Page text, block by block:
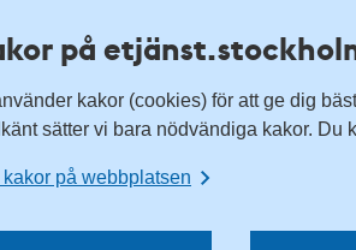
på
kakor (cookies) för att ge dig
sätter vi bara nödvändiga kakor. Du
kakor på webbplatsen